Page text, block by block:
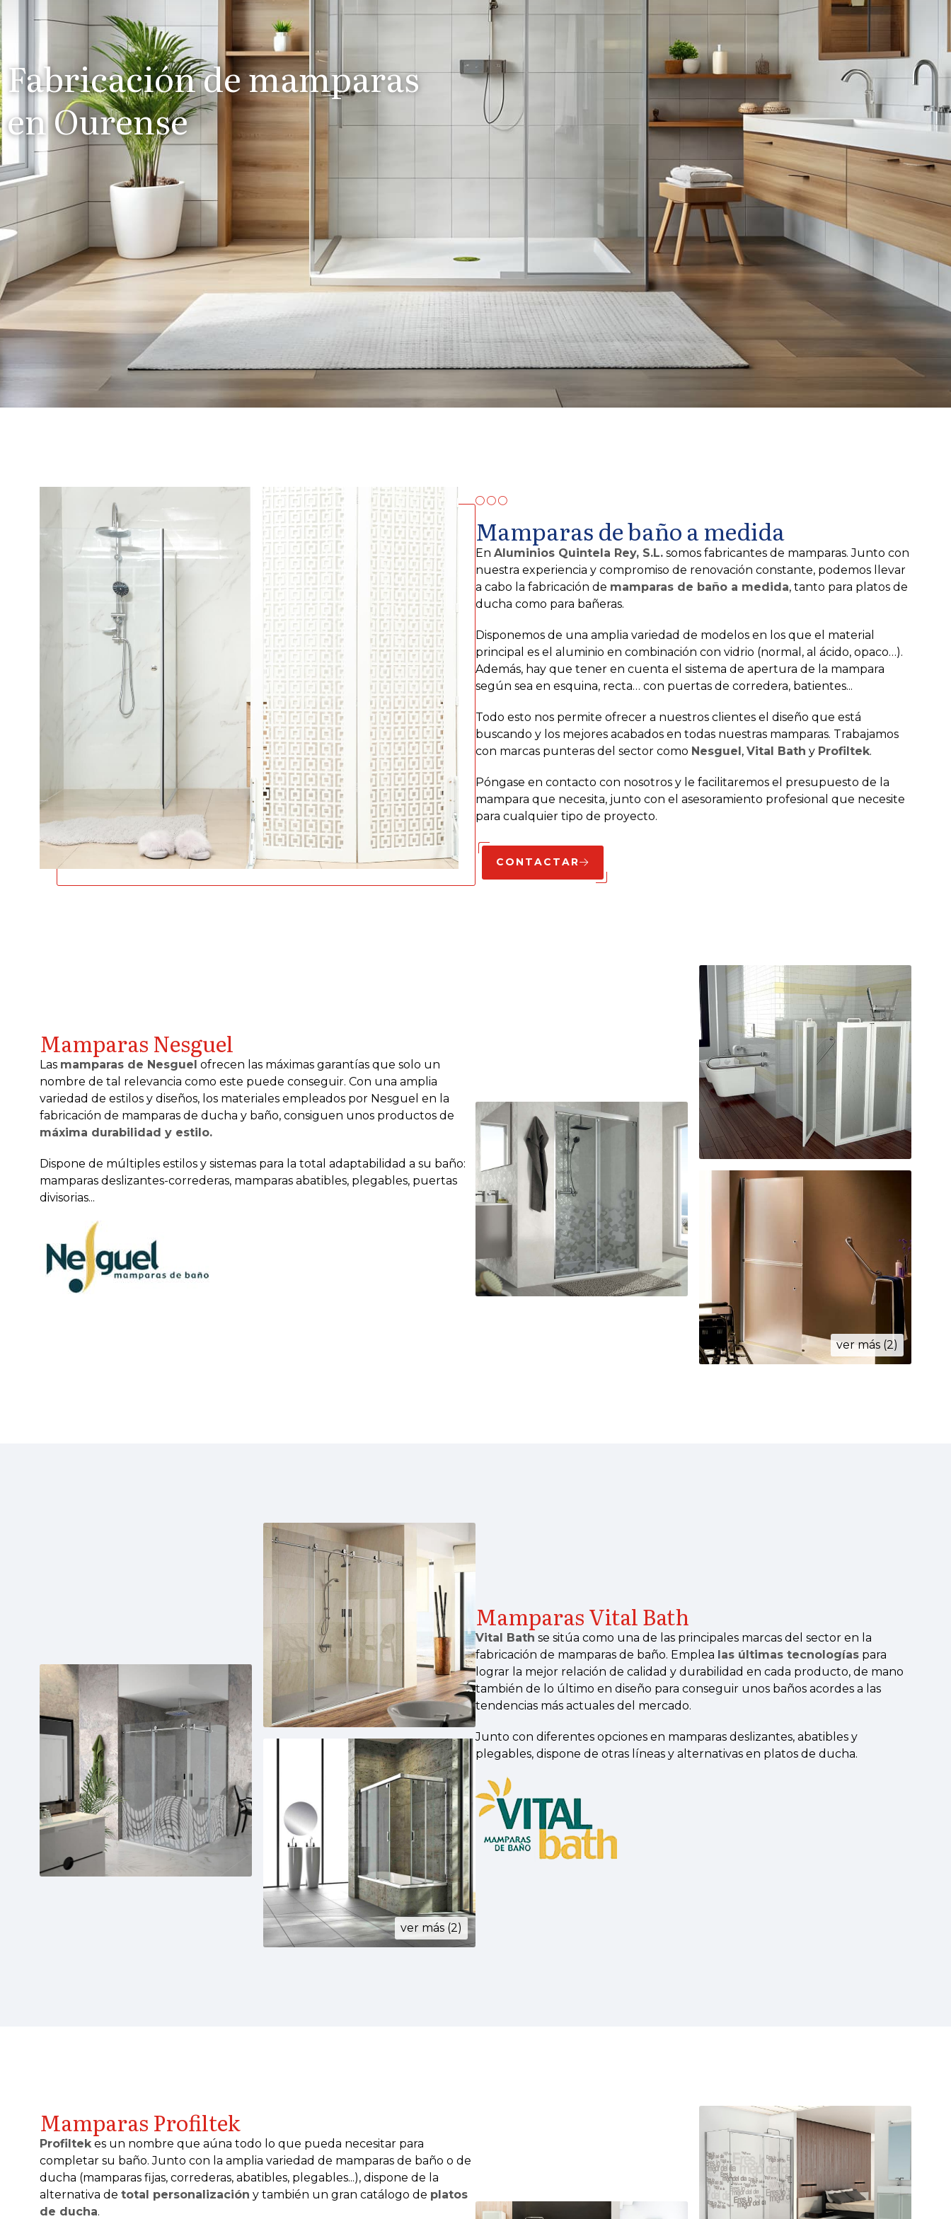
Fabricación de mamparas
en Ourense
Mamparas de baño a medida
En Aluminios Quintela Rey, S.L. somos fabricantes de mamparas. Junto con
nuestra experiencia y compromiso de renovación constante, podemos llevar
a cabo la fabricación de mamparas de baño a medida, tanto para platos de
ducha como para bañeras.
Disponemos de una amplia variedad de modelos en los que el material
principal es el aluminio en combinación con vidrio (normal, al ácido, opaco…).
Además, hay que tener en cuenta el sistema de apertura de la mampara
según sea en esquina, recta… con puertas de corredera, batientes...
Todo esto nos permite ofrecer a nuestros clientes el diseño que está
buscando y los mejores acabados en todas nuestras mamparas. Trabajamos
con marcas punteras del sector como Nesguel, Vital Bath y Profiltek.
Póngase en contacto con nosotros y le facilitaremos el presupuesto de la
mampara que necesita, junto con el asesoramiento profesional que necesite
para cualquier tipo de proyecto.
CONTACTAR
Mamparas Nesguel
Las mamparas de Nesguel ofrecen las máximas garantías que solo un
nombre de tal relevancia como este puede conseguir. Con una amplia
variedad de estilos y diseños, los materiales empleados por Nesguel en la
fabricación de mamparas de ducha y baño, consiguen unos productos de
máxima durabilidad y estilo.
Dispone de múltiples estilos y sistemas para la total adaptabilidad a su baño:
mamparas deslizantes-correderas, mamparas abatibles, plegables, puertas
divisorias...
ver más (2)
ver más (2)
Mamparas Vital Bath
Vital Bath se sitúa como una de las principales marcas del sector en la
fabricación de mamparas de baño. Emplea las últimas tecnologías para
lograr la mejor relación de calidad y durabilidad en cada producto, de mano
también de lo último en diseño para conseguir unos baños acordes a las
tendencias más actuales del mercado.
Junto con diferentes opciones en mamparas deslizantes, abatibles y
plegables, dispone de otras líneas y alternativas en platos de ducha.
Mamparas Profiltek
Profiltekes un nombre que aúna todo lo que pueda necesitar para
completar su baño. Junto con la amplia variedad de mamparas de baño o de
ducha (mamparas fijas, correderas, abatibles, plegables...), dispone de la
alternativa de total personalización y también un gran catálogo de platos
de ducha.